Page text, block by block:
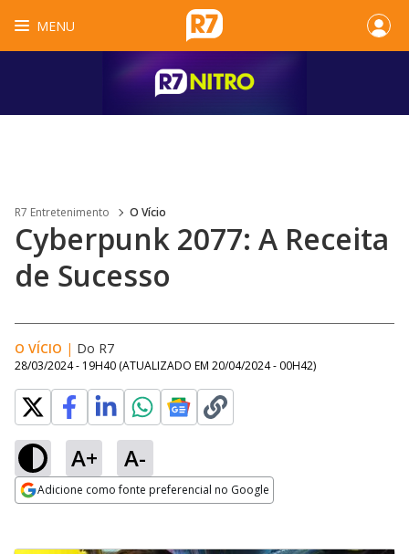
MENU
R7 Entretenimento O Vício
Cyberpunk 2077: A Receita
de Sucesso
O VÍCIO | Do R7
28/03/2024 - 19H40 (ATUALIZADO EM 20/04/2024 - 00H42)
A+ A-
Adicione como fonte preferencial no Google